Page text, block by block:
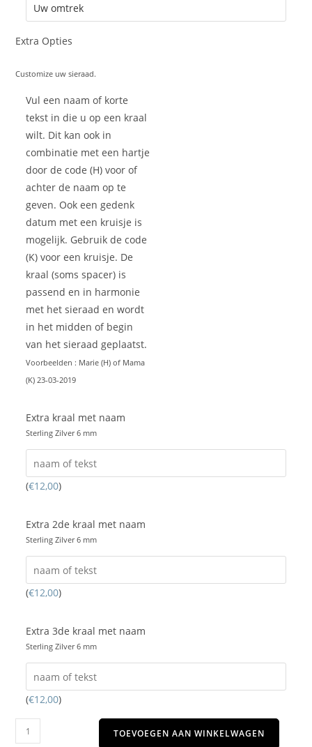
Extra Opties
Customize uw sieraad.
Vul een naam of korte
tekst in die u op een kraal
wilt. Dit kan ook in
combinatie met een hartje
door de code (H) voor of
achter de naam op te
geven. Ook een gedenk
datum met een kruisje is
mogelijk. Gebruik de code
(K) voor een kruisje. De
kraal (soms spacer) is
passend en in harmonie
met het sieraad en wordt
in het midden of begin
van het sieraad geplaatst.
Voorbeelden : Marie (H) of Mama
(K) 23-03-2019
Extra kraal met naam
Sterling Zilver 6 mm
(€12,00)
Extra 2de kraal met naam
Sterling Zilver 6 mm
(€12,00)
Extra 3de kraal met naam
Sterling Zilver 6 mm
(€12,00)
TOEVOEGEN AAN WINKELWAGEN